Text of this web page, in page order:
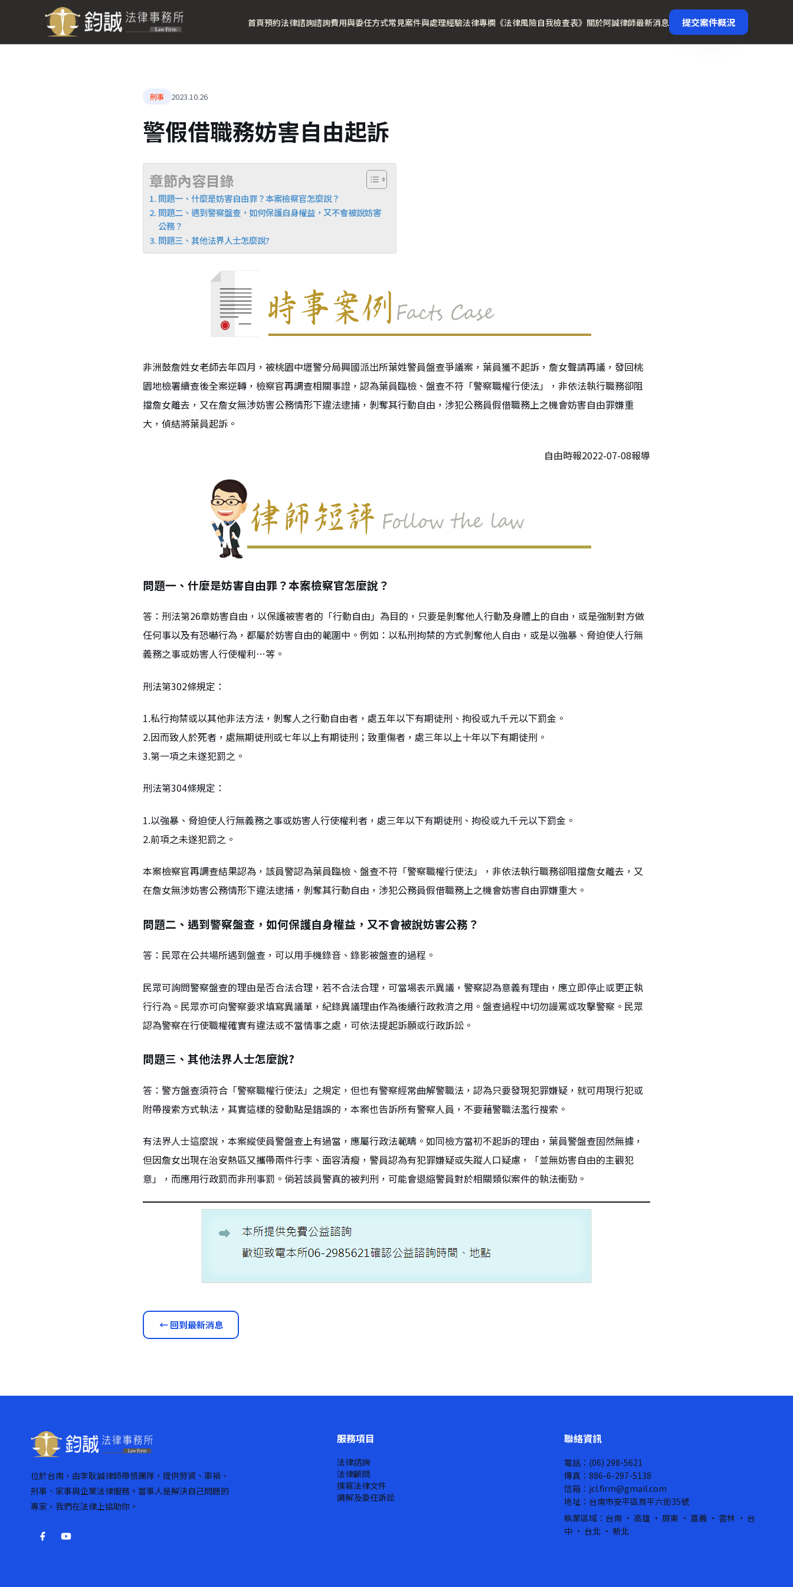
首頁預約法律諮詢諮詢費用與委任方式常見案件與處理經驗法律專欄 《法律風險自我檢查表》 關於阿誠律師最新消息 提交案件概況
刑事 2023.10.26
警假借職務妨害自由起訴
章節內容目錄
問題一、什麼是妨害自由罪？本案檢察官怎麼說？
問題二、遇到警察盤查，如何保護自身權益，又不會被說妨害
公務？
問題三、其他法界人士怎麼說?
非洲鼓詹姓女老師去年四月，被桃園中壢警分局興國派出所葉姓警員盤查爭議案，葉員獲不起訴，詹女聲請再議，發回桃
園地檢署續查後全案逆轉，檢察官再調查相關事證，認為葉員臨檢、盤查不符「警察職權行使法」，非依法執行職務卻阻
擋詹女離去，又在詹女無涉妨害公務情形下違法逮捕，剝奪其行動自由，涉犯公務員假借職務上之機會妨害自由罪嫌重
大，偵結將葉員起訴。
自由時報2022-07-08報導
問題一、什麼是妨害自由罪？本案檢察官怎麼說？
答：刑法第26章妨害自由，以保護被害者的「行動自由」為目的，只要是剝奪他人行動及身體上的自由，或是強制對方做
任何事以及有恐嚇行為，都屬於妨害自由的範圍中。例如：以私刑拘禁的方式剝奪他人自由，或是以強暴、脅迫使人行無
義務之事或妨害人行使權利…等。
刑法第302條規定：
1.私行拘禁或以其他非法方法，剝奪人之行動自由者，處五年以下有期徒刑、拘役或九千元以下罰金。
2.因而致人於死者，處無期徒刑或七年以上有期徒刑；致重傷者，處三年以上十年以下有期徒刑。
3.第一項之未遂犯罰之。
刑法第304條規定：
1.以強暴、脅迫使人行無義務之事或妨害人行使權利者，處三年以下有期徒刑、拘役或九千元以下罰金。
2.前項之未遂犯罰之。
本案檢察官再調查結果認為，該員警認為葉員臨檢、盤查不符「警察職權行使法」，非依法執行職務卻阻擋詹女離去，又
在詹女無涉妨害公務情形下違法逮捕，剝奪其行動自由，涉犯公務員假借職務上之機會妨害自由罪嫌重大。
問題二、遇到警察盤查，如何保護自身權益，又不會被說妨害公務？
答：民眾在公共場所遇到盤查，可以用手機錄音、錄影被盤查的過程。
民眾可詢問警察盤查的理由是否合法合理，若不合法合理，可當場表示異議，警察認為意義有理由，應立即停止或更正執
行行為。民眾亦可向警察要求填寫異議單，紀錄異議理由作為後續行政救濟之用。盤查過程中切勿謾罵或攻擊警察。民眾
認為警察在行使職權確實有違法或不當情事之處，可依法提起訴願或行政訴訟。
問題三、其他法界人士怎麼說?
答：警方盤查須符合「警察職權行使法」之規定，但也有警察經常曲解警職法，認為只要發現犯罪嫌疑，就可用現行犯或
附帶搜索方式執法，其實這樣的發動點是錯誤的，本案也告訴所有警察人員，不要藉警職法濫行搜索。
有法界人士這麼說，本案縱使員警盤查上有過當，應屬行政法範疇。如同檢方當初不起訴的理由，葉員警盤查固然無據，
但因詹女出現在治安熱區又攜帶兩件行李、面容清瘦，警員認為有犯罪嫌疑或失蹤人口疑慮，「並無妨害自由的主觀犯
意」，而應用行政罰而非刑事罰。倘若該員警真的被判刑，可能會退縮警員對於相關類似案件的執法衝勁。
← 回到最新消息
位於台南，由李耿誠律師帶領團隊，提供勞資、車禍、
刑事、家事與企業法律服務。當事人是解決自己問題的
專家，我們在法律上協助你。
服務項目
法律諮詢
法律顧問
撰寫法律文件
調解及委任訴訟
聯絡資訊
電話：(06) 298-5621
傳真：886-6-297-5138
信箱：jcl.firm@gmail.com
地址：台南市安平區育平六街35號
執業區域：台南 · 高雄 · 屏東 · 嘉義 · 雲林 · 台
中 · 台北 · 新北